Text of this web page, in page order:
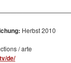
Herbst 2010
/ arte
de/